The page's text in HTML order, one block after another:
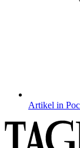
Artikel in